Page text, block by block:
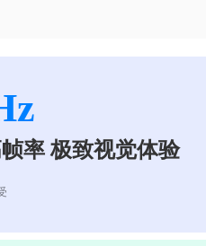
率 极致视觉体验